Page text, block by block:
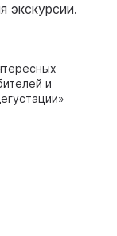
экскурсии.
и